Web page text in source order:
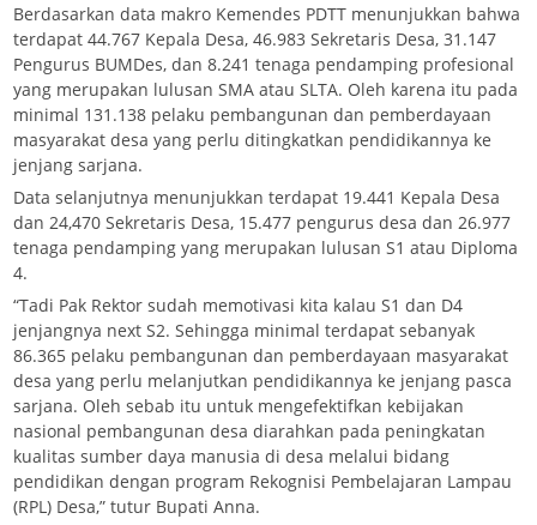
Berdasarkan data makro Kemendes PDTT menunjukkan bahwa
terdapat 44.767 Kepala Desa, 46.983 Sekretaris Desa, 31.147
Pengurus BUMDes, dan 8.241 tenaga pendamping profesional
yang merupakan lulusan SMA atau SLTA. Oleh karena itu pada
minimal 131.138 pelaku pembangunan dan pemberdayaan
masyarakat desa yang perlu ditingkatkan pendidikannya ke
jenjang sarjana.
Data selanjutnya menunjukkan terdapat 19.441 Kepala Desa
dan 24,470 Sekretaris Desa, 15.477 pengurus desa dan 26.977
tenaga pendamping yang merupakan lulusan S1 atau Diploma
4.
“Tadi Pak Rektor sudah memotivasi kita kalau S1 dan D4
jenjangnya next S2. Sehingga minimal terdapat sebanyak
86.365 pelaku pembangunan dan pemberdayaan masyarakat
desa yang perlu melanjutkan pendidikannya ke jenjang pasca
sarjana. Oleh sebab itu untuk mengefektifkan kebijakan
nasional pembangunan desa diarahkan pada peningkatan
kualitas sumber daya manusia di desa melalui bidang
pendidikan dengan program Rekognisi Pembelajaran Lampau
(RPL) Desa,” tutur Bupati Anna.